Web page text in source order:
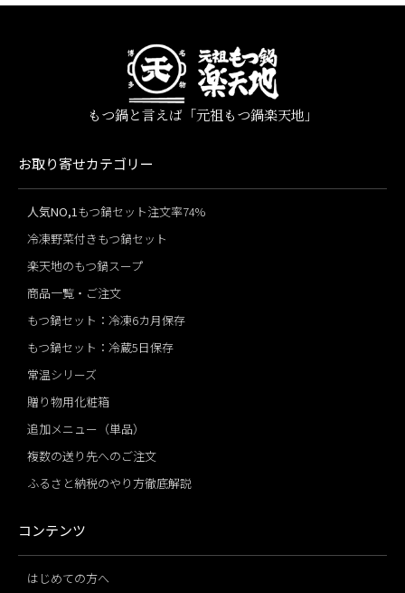
もつ鍋と言えば「元祖もつ鍋楽天地」
お取り寄せカテゴリー
人気NO,1もつ鍋セット注文率74%
冷凍野菜付きもつ鍋セット
楽天地のもつ鍋スープ
商品一覧・ご注文
もつ鍋セット：冷凍6カ月保存
もつ鍋セット：冷蔵5日保存
常温シリーズ
贈り物用化粧箱
追加メニュー（単品）
複数の送り先へのご注文
ふるさと納税のやり方徹底解説
コンテンツ
はじめての方へ